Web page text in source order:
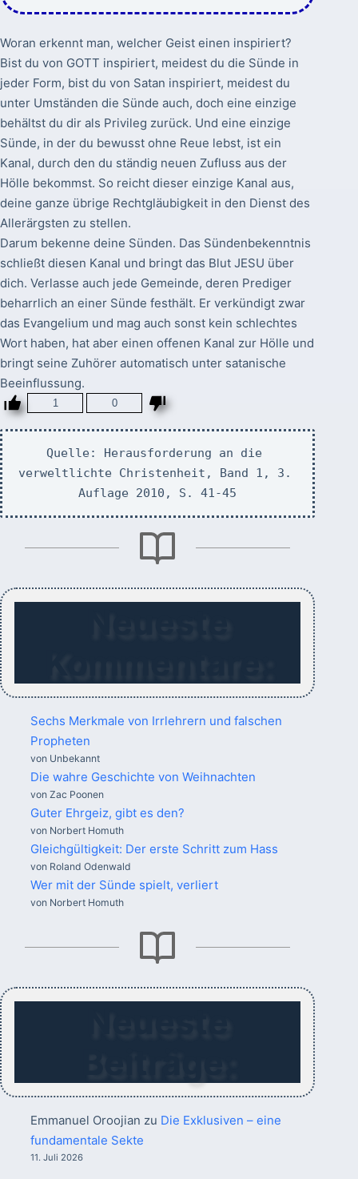
Woran erkennt man, welcher Geist einen inspiriert?
Bist du von GOTT inspiriert, meidest du die Sünde in
jeder Form, bist du von Satan inspiriert, meidest du
unter Umständen die Sünde auch, doch eine einzige
behältst du dir als Privileg zurück. Und eine einzige
Sünde, in der du bewusst ohne Reue lebst, ist ein
Kanal, durch den du ständig neuen Zufluss aus der
Hölle bekommst. So reicht dieser einzige Kanal aus,
deine ganze übrige Rechtgläubigkeit in den Dienst des
Allerärgsten zu stellen.
Darum bekenne deine Sünden. Das Sündenbekenntnis
schließt diesen Kanal und bringt das Blut JESU über
dich. Verlasse auch jede Gemeinde, deren Prediger
beharrlich an einer Sünde festhält. Er verkündigt zwar
das Evangelium und mag auch sonst kein schlechtes
Wort haben, hat aber einen offenen Kanal zur Hölle und
bringt seine Zuhörer automatisch unter satanische
Beeinflussung.
1 0
Quelle: Herausforderung an die
verweltlichte Christenheit, Band 1, 3.
Auflage 2010, S. 41-45
Sechs Merkmale von Irrlehrern und falschen
Propheten
von Unbekannt
Die wahre Geschichte von Weihnachten
von Zac Poonen
Guter Ehrgeiz, gibt es den?
von Norbert Homuth
Gleichgültigkeit: Der erste Schritt zum Hass
von Roland Odenwald
Wer mit der Sünde spielt, verliert
von Norbert Homuth
Emmanuel Oroojian zu Die Exklusiven – eine
fundamentale Sekte
11. Juli 2026